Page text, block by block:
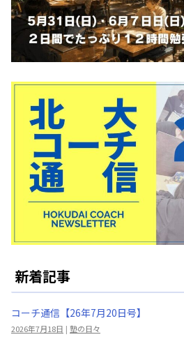
新着記事
コーチ通信【26年7月20日号】
2026年7月18日 | 塾の日々